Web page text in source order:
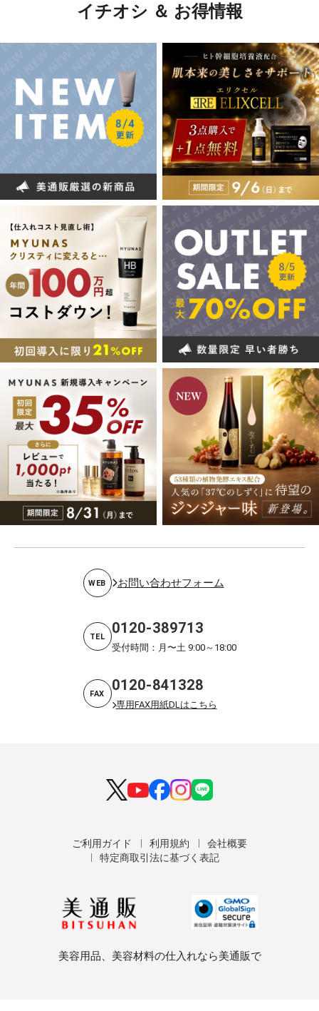
イチオシ ＆ お得情報
WEB お問い合わせフォーム
TEL 0120-389713
受付時間：月〜土 9:00～18:00
FAX 0120-841328
専用FAX用紙DLはこちら
ご利用ガイド 利用規約
会社概要
特定商取引法に基づく表記
美容用品、美容材料の仕入れなら美通販で